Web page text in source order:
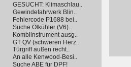
GESUCHT: Klimaschlau..
Gewindefahrwerk Blin..
Fehlercode P1688 bei..
Suche Ölkühler (V6)..
Kombiinstrument ausg..
GT QV (schweren Herz..
Türgriff außen recht..
An alle Kenwood-Besi..
Suche ABE für DPF!